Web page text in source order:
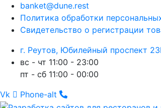
banket@dune.rest
Политика обработки
Свидетельство о регистрации
г. Реутов, Юбилейный проспект
вс - чт 11:00 - 23:00
пт - сб 11:00 - 00:00
Vk
Phone-alt